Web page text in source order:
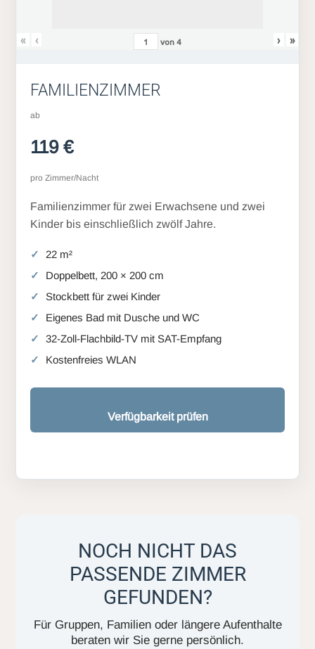
« ‹ von4 › »
FAMILIENZIMMER
ab
119 €
pro Zimmer/Nacht
Familienzimmer für zwei Erwachsene und zwei
Kinder bis einschließlich zwölf Jahre.
22 m²
Doppelbett, 200 × 200 cm
Stockbett für zwei Kinder
Eigenes Bad mit Dusche und WC
32-Zoll-Flachbild-TV mit SAT-Empfang
Kostenfreies WLAN
Verfügbarkeit prüfen
NOCH NICHT DAS
PASSENDE ZIMMER
GEFUNDEN?
Für Gruppen, Familien oder längere Aufenthalte
beraten wir Sie gerne persönlich.